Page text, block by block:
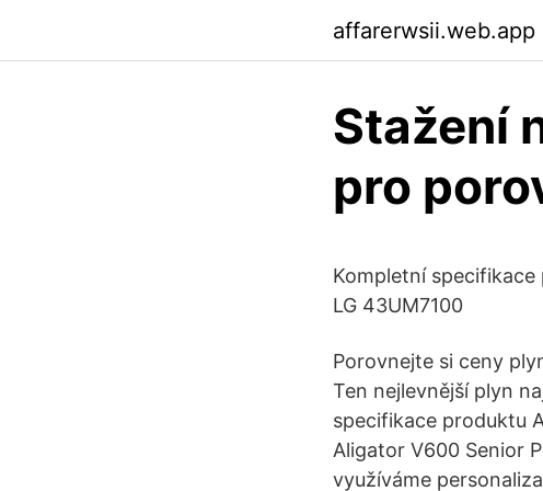
affarerwsii.web.app
Stažení
pro
Kompletní
LG 43UM7100
Porovnejte si ceny
Ten nejlevnější plyn
specifikace produktu
Aligator V600 Senior
využíváme